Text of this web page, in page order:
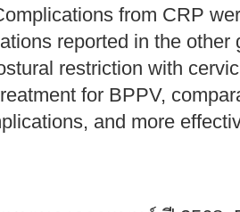
from CRP
reported in the other
restriction with
for BPPV,
and more